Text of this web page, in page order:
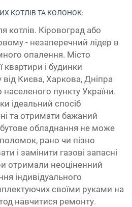
КОТЛІВ ТА КОЛОНОК:
котлів. Кіровоград або
- незаперечний лідер в
опалення. Місто
і будинки
від Києва, Харкова, Дніпра
населеного пункту України.
ідеальний спосіб
та отримати бажаний
обладнання не може
рано чи пізно
і замінити газові запасні
отримали неоціненний
індивідуального
своїми руками на
навчитися ремонту.